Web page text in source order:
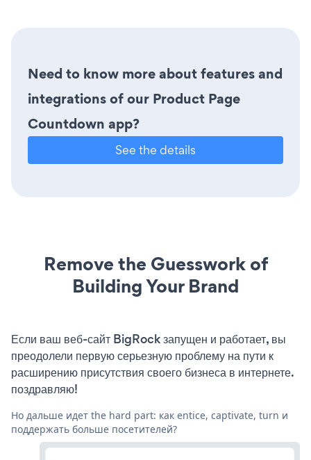
Need to know more about features and
integrations of our Product Page
Countdown app?
See the details
Remove the Guesswork of
Building Your Brand
Если ваш веб-сайт BigRock запущен и работает, вы
преодолели первую серьезную проблему на пути к
расширению присутствия своего бизнеса в интернете.
поздравляю!
Но дальше идет the hard part: как entice, captivate, turn и
поддержать больше посетителей?